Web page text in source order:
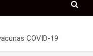
COVID-19